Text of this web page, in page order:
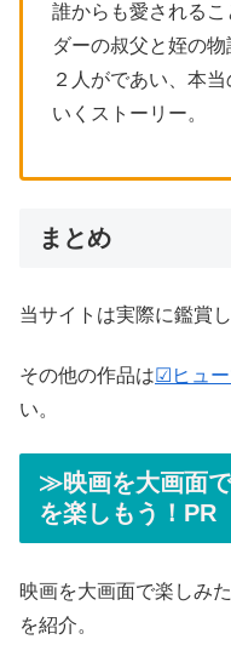
誰からも愛される
ダーの叔父と姪の
２人がであい、本
いくストーリー。
まとめ
当サイトは実際に鑑賞
その他の作品は☑ヒュ
い。
≫映画を大画面
を楽しもう！PR
映画を大画面で楽しみ
を紹介。